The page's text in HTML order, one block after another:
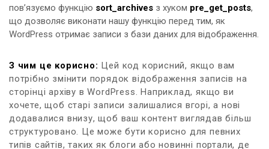
пов’язуємо функцію sort_archives з хуком pre_get_posts,
що дозволяє виконати нашу функцію перед тим, як
WordPress отримає записи з бази даних для відображення.
З чим це корисно: Цей код корисний, якщо вам
потрібно змінити порядок відображення записів на
сторінці архіву в WordPress. Наприклад, якщо ви
хочете, щоб старі записи залишалися вгорі, а нові
додавалися внизу, щоб ваш контент виглядав більш
структуровано. Це може бути корисно для певних
типів сайтів, таких як блоги або новинні портали, де